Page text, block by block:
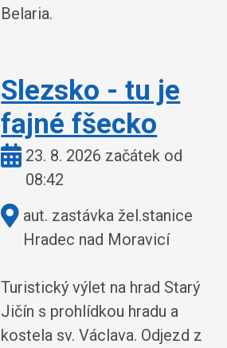
Belaria.
Slezsko - tu je
fajné fšecko
Kdy:23. 8. 2026 začátek od
08:42
Kde:aut. zastávka žel.stanice
Hradec nad Moravicí
Turistický výlet na hrad Starý
Jičín s prohlídkou hradu a
kostela sv. Václava. Odjezd z